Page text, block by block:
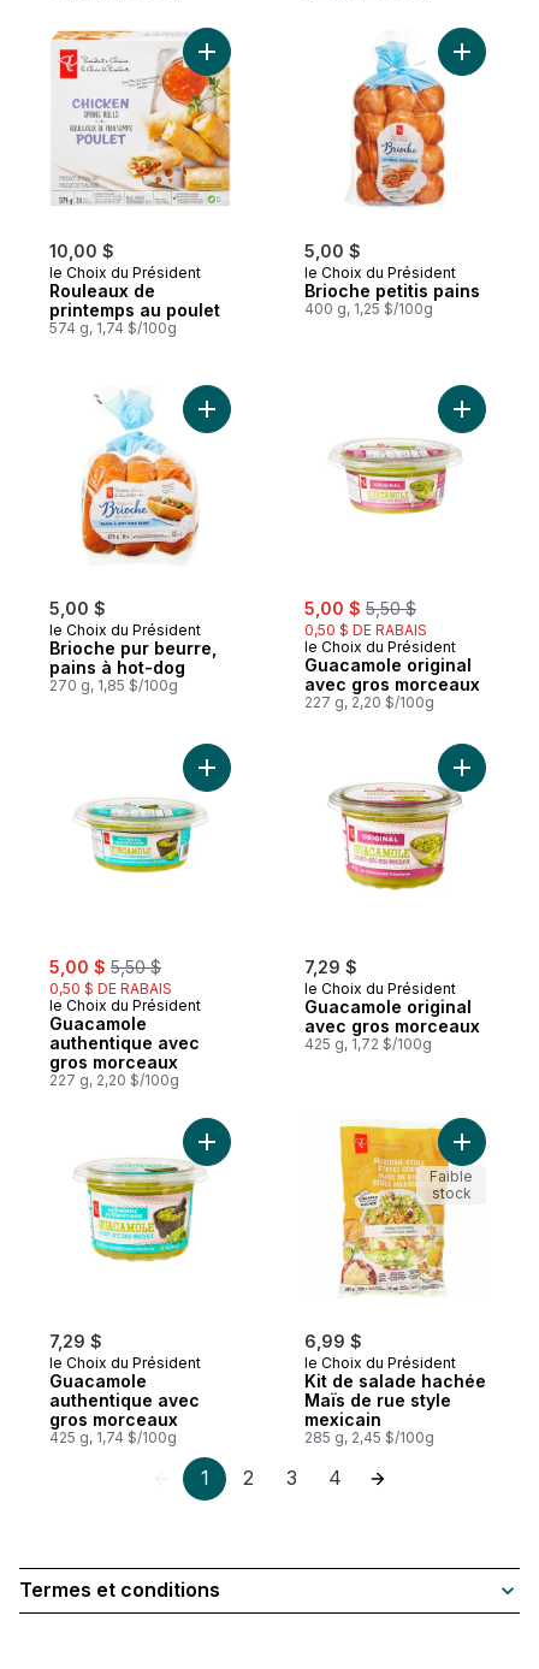
10,00 $
le Choix du Président
Rouleaux de
printemps au poulet
574 g, 1,74 $/100g
Ajouter Rouleaux de printemps au poulet
5,00 $
le Choix du Président
Brioche petitis pains
400 g, 1,25 $/100g
Ajouter
5,00 $
le Choix du Président
Brioche pur beurre,
pains à hot-dog
270 g, 1,85 $/100g
Ajouter Brioche pur beurre, pains à hot-
sale:
5,00 $ , formerly:
5,50 $
0,50 $ DE RABAIS
le Choix du Président
Guacamole original
avec gros morceaux
227 g, 2,20 $/100g
Ajouter
sale:
5,00 $ , formerly:
5,50 $
0,50 $ DE RABAIS
le Choix du Président
Guacamole
authentique avec
gros morceaux
227 g, 2,20 $/100g
Ajouter Guacamole authentique avec
7,29 $
le Choix du Président
Guacamole original
avec gros morceaux
425 g, 1,72 $/100g
Ajouter
7,29 $
le Choix du Président
Guacamole
authentique avec
gros morceaux
425 g, 1,74 $/100g
Ajouter Guacamole authentique avec
6,99 $
le Choix du Président
Kit de salade hachée
Maïs de rue style
mexicain
285 g, 2,45 $/100g
Ajouter
Faible
stock
1 2 3 4
Termes et conditions